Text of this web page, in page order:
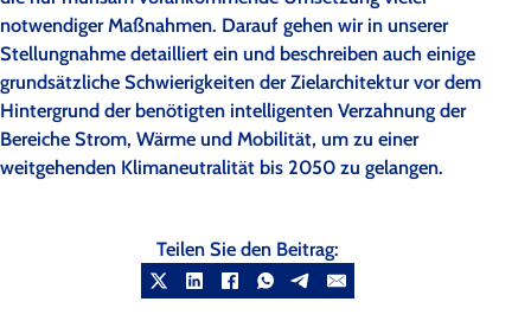
notwendiger Maßnahmen. Darauf gehen wir in unserer
Stellungnahme detailliert ein und beschreiben auch einige
grundsätzliche Schwierigkeiten der Zielarchitektur vor dem
Hintergrund der benötigten intelligenten Verzahnung der
Bereiche Strom, Wärme und Mobilität, um zu einer
weitgehenden Klimaneutralität bis 2050 zu gelangen.
Teilen Sie den Beitrag: